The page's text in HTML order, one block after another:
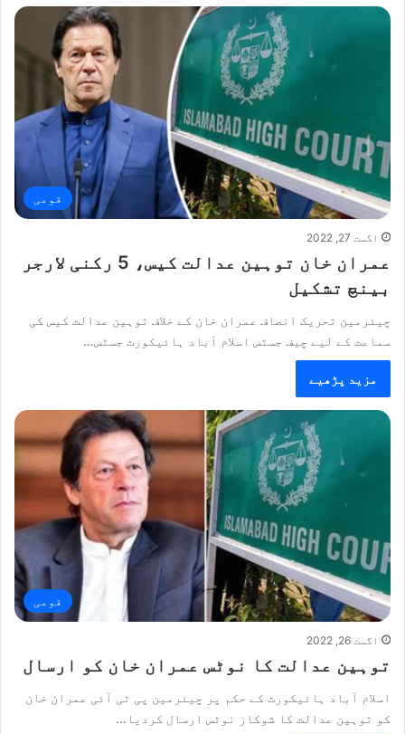
قومی
اگست 27, 2022
عمران خان توہین عدالت کیس، 5 رکنی لارجر
بینچ تشکیل
چیئرمین تحریک انصاف عمران خان کے خلاف توہین عدالت کیس کی
سماعت کے لیے چیف جسٹس اسلام آباد ہائیکورٹ جسٹس…
مزید پڑھیے
قومی
اگست 26, 2022
توہین عدالت کا نوٹس عمران خان کو ارسال
اسلام آباد ہائیکورٹ کے حکم پر چیئرمین پی ٹی آئی عمران خان
کو توہین عدالت کا شوکاز نوٹس ارسال کردیا…